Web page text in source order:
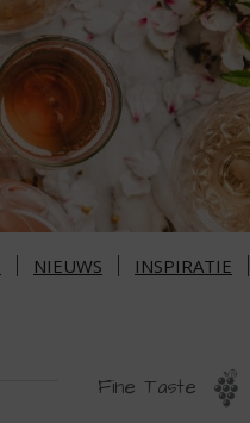
NIEUWS INSPIRATIE
Fine Taste